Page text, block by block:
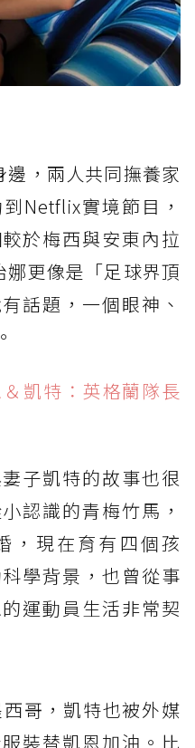
，兩人共同撫養家
Netflix實境節目，
於梅西與安東內拉
娜更像是「足球界頂
話題，一個眼神、
凱特：英格蘭隊長
子凱特的故事也很
認識的青梅竹馬，
，現在育有四個孩
學背景，也曾從事
運動員生活非常契
哥，凱特也被外媒
裝替凱恩加油。比